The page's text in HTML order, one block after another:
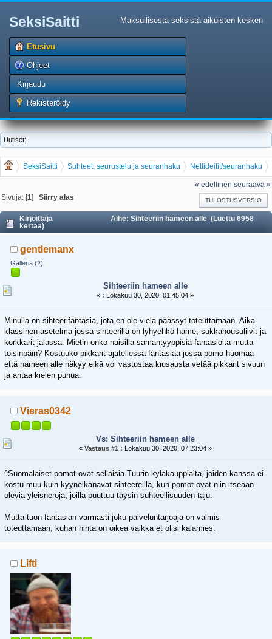
SeksiSaitti Maksullisesta seksistä aikuisten kesken
Etusivu
Ohjeet
Kirjaudu
Rekisteröidy
Uutiset:
SeksiSaitti Suhteet, seurustelu ja seuranhaku
Nettideitit/seuranhaku
Sihteeriin hameen alle
« edellinen seuraava »
TULOSTUSVERSIO
Sivuja: [1]Siirry alas
Kirjoittaja
Aihe: Sihteeriin hameen alle (Luettu 6958
kertaa)
gentlemanx
Galleria (2)
Sihteeriin hameen alle
« : Lokakuu 30, 2020, 01:45:04 »
Minulla on sihteerifantasia, jota en ole vielä päässyt toteuttamaan. Aika
klassinen asetelma jossa sihteerillä on lyhyehkö hame, sukkahousuliivit ja
korkkarit jalassa. Mietin onko naisilla samantyyppisiä fantasioita mutta
toisinpäin? Kostuuko pikkarit ajatellessa fantasiaa jossa pomo huomaa
että hameen alle näkyy eikä voi vastustaa kiusausta vetää pikkarit sivuun
ja antaa kielen puhua.
Vieras0342
Vs: Sihteeriin hameen alle
« Vastaus #1 : Lokakuu 30, 2020, 07:23:04 »
^Suomalaiset pomot ovat sellaisia Tuurin kyläkauppiaita, joiden kanssa ei
kostu muu kuin kyynelkanavat sihteereillä, kun pomot ovat niin itseään
olevia yleisneroja, joilla puuttuu täysin suhteellisuuden taju.
Mutta tuon fantasian varmasti joku palveluntarjoaja on valmis
toteuttamaan, kuhan hinta on oikea vaikka et olisi kalamies.
Lifti